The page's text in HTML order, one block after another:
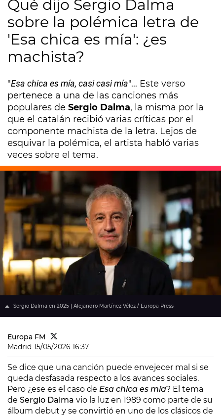
Qué dijo Sergio Dalma
sobre la polémica letra de
'Esa chica es mía': ¿es
machista?
"Esa chica es mía, casi casi mía"... Este verso
pertenece a una de las canciones más
populares de Sergio Dalma, la misma por la
que el catalán recibió varias críticas por el
componente machista de la letra. Lejos de
esquivar la polémica, el artista habló varias
veces sobre el tema.
Sergio Dalma en 2025 | Alejandro Martínez Vélez / Europa Press
Europa FM
Madrid 15/05/2026 16:37
Se dice que una canción puede envejecer mal si se
queda desfasada respecto a los avances sociales.
Pero ¿ese es el caso de Esa chica es mía? El tema
de Sergio Dalma vio la luz en 1989 como parte de su
álbum debut y se convirtió en uno de los clásicos de